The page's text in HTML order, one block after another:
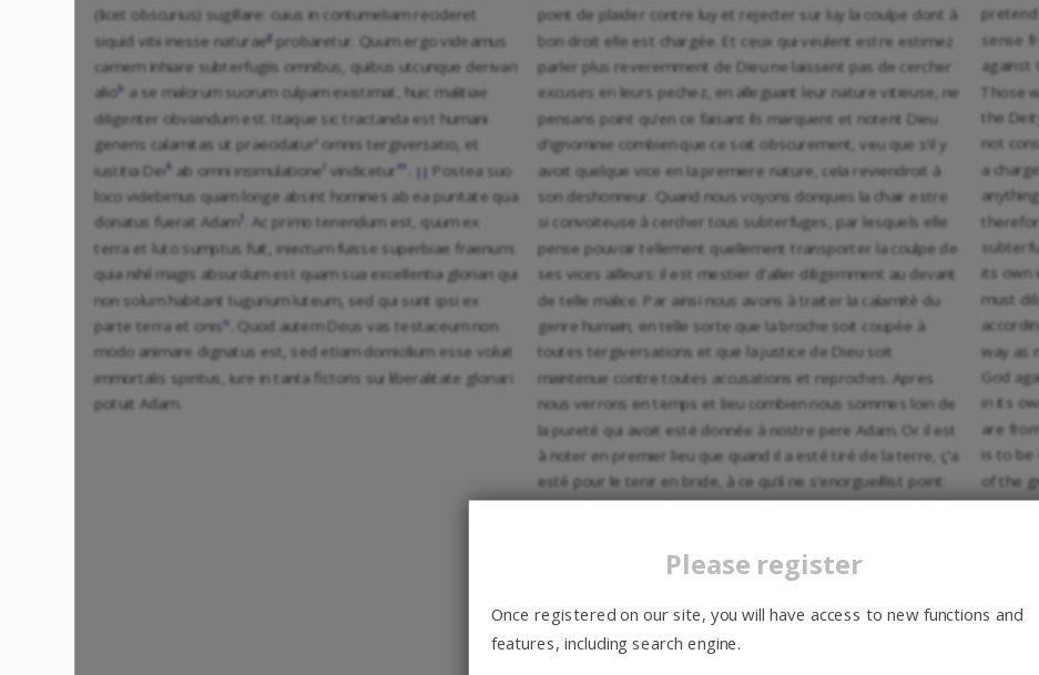
Please register
Once registered on our site, you will have access to new functions and
features, including search engine.
(licet obscurius) sugillare: cuius in contumeliam recideret
siquid vitii inesse naturaegprobaretur. Quum ergo videamus
carnem inhiare subterfugiis omnibus, quibus utcunque derivari
alioh a se malorum suorum culpam existimat, huic malitiae
diligenter obviandum est. Itaque sic tractanda est humani
generis calamitas ut praecidaturi omnis tergiversatio, et
iustitia Deik ab omni insimulatione vindicetur m || Postea suo
loco videbimus quam longe absint homines ab ea puritate qua
donatus fuerat Adam
. Ac primo tenendum est, quum ex
terra et luto sumptus fuit, iniectum fuisse superbiae fraenum:
quia nihil magis absurdum est quam sua excellentia gloriari qui
non solum habitant tugurium luteum, sed qui sunt ipsi ex
parte terra et cinisn
. Quod autem Deus vas testaceum non
modo animare dignatus est, sed etiam domicilium esse voluit
immortalis spiritus, iure in tanta fictoris sui liberalitate gloriari
potuit Adam.
point de plaider contre luy et rejecter sur luy la coulpe dont à
bon droit elle est chargée. Et ceux qui veulent estre estimez
parler plus reveremment de Dieu ne laissent pas de cercher
excuses en leurs pechez, en alleguant leur nature vitieuse, ne
pensans point qu’en ce faisant ils marquent et notent Dieu
d’ignominie combien que ce soit obscurement, veu que s’il y
avoit quelque vice en la premiere nature, cela reviendroit à
son deshonneur. Quand nous voyons donques la chair estre
si convoiteuse à cercher tous subterfuges, par lesquels elle
pense pouvoir tellement quellement transporter la coulpe de
ses vices ailleurs: il est mestier d’aller diligemment au devant
de telle malice. Par ainsi nous avons à traiter la calamité du
genre humain, en telle sorte que la broche soit coupée à
toutes tergiversations et que la justice de Dieu soit
maintenue contre toutes accusations et reproches. Apres
nous verrons en temps et lieu combien nous sommes loin de
la pureté qui avoit esté donnée à nostre pere Adam. Or il est
à noter en premier lieu que quand il a esté tiré de la terre, ç’a
esté pour le tenir en bride, à ce qu’il ne s’enorgueillist point:
veu qu’il n’y a rien plus contraire à raison que de nous glorifier
et de boue, mesme qu’en partie nous ne sommes que terre
et fange. Or quand Dieu non seulement a donné ame à ce
povre vaisseau de terre, mais aussi a bien daigné le faire
domicile d’un esprit immortel: en cela Adam a eu de quoy se
sense
against
Those
the
not
a
its own
must
way as
God
in its
are
is to be
of the
more
who
in part